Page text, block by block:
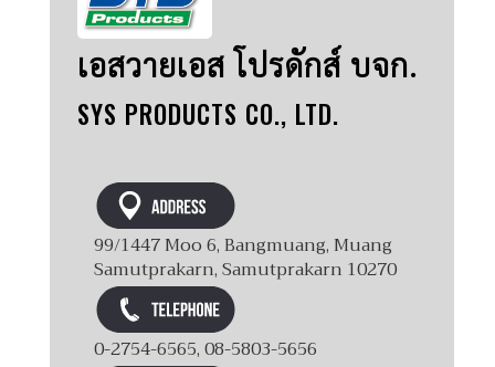
เอสวายเอส โปรดักส์ บจก.
SYS PRODUCTS CO., LTD.
99/1447 Moo 6, Bangmuang, Muang
Samutprakarn, Samutprakarn 10270
0-2754-6565, 08-5803-5656